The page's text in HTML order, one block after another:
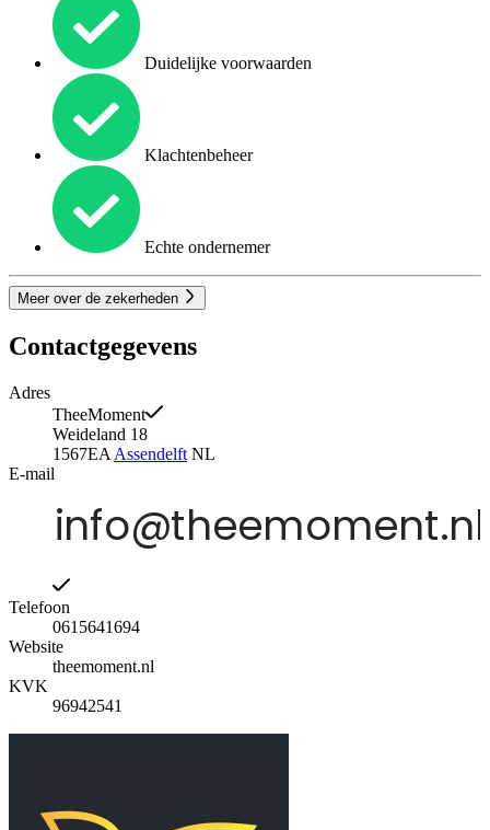
Duidelijke voorwaarden
Klachtenbeheer
Echte ondernemer
Meer over de zekerheden
Contactgegevens
Adres
TheeMoment
Weideland 18
1567EA Assendelft NL
E-mail
Telefoon
0615641694
Website
theemoment.nl
KVK
96942541